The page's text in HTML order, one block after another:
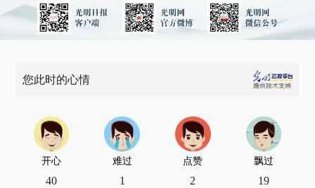
您此时的心情
开心
40
难过
1
点赞
2
飘过
19